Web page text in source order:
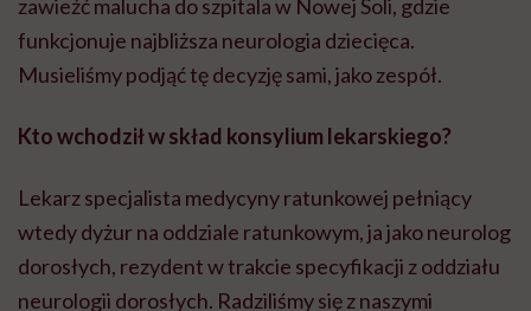
pediatrami, a pełniąca tego dnia dyżur pediatra
konsultowała się też z neurologiem dziecięcym.
pediatryczne, wyjść poza schemat. Wdrożyliśmy
leczenie trombolityczne – oczywiście po
uwzględnieniu potencjalnego ryzyka i korzyści.